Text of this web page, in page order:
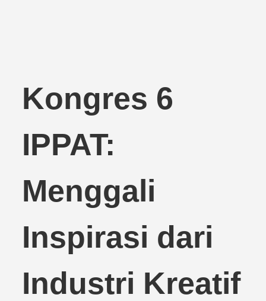
Kongres 6
IPPAT:
Menggali
Inspirasi dari
Industri Kreatif